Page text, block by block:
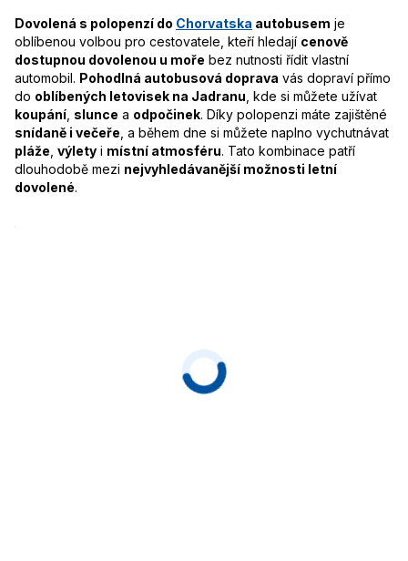
Dovolená s polopenzí do Chorvatska autobusem je
oblíbenou volbou pro cestovatele, kteří hledají cenově
dostupnou dovolenou u moře bez nutnosti řídit vlastní
automobil. Pohodlná autobusová doprava vás dopraví přímo
do oblíbených letovisek na Jadranu , kde si můžete užívat
koupání slunce a odpočinek. Díky polopenzi máte zajištěné
snídaně i večeře , a během dne si můžete naplno vychutnávat
pláže výlety i místní atmosféru. Tato kombinace patří
dlouhodobě mezi nejvyhledávanější možnosti letní
dovolené.